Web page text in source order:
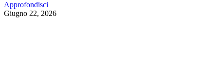
Approfondisci
Giugno 22, 2026